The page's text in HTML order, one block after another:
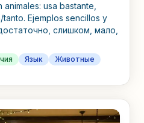
usa bastante,
Ejemplos sencillos y
слишком, мало,
Язык Животные